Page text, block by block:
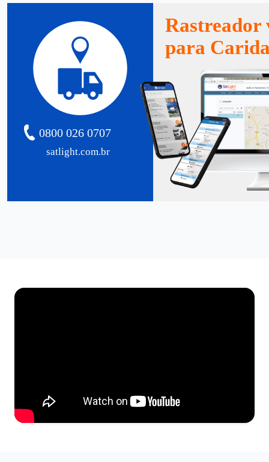
satlight.com.br
0800 026 0707
Rastreador
para